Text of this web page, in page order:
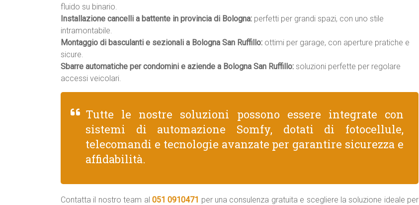
fluido su binario.
Installazione cancelli a battente in provincia di Bologna: perfetti per grandi spazi, con uno stile
intramontabile.
Montaggio di basculanti e sezionali a Bologna San Ruffillo: ottimi per garage, con aperture pratiche e
sicure.
Sbarre automatiche per condomini e aziende a Bologna San Ruffillo: soluzioni perfette per regolare
accessi veicolari.
Tutte le nostre soluzioni possono essere integrate con
sistemi di automazione Somfy, dotati di fotocellule,
telecomandi e tecnologie avanzate per garantire sicurezza e
affidabilità.
Contatta il nostro team al 051 0910471 per una consulenza gratuita e scegliere la soluzione ideale per